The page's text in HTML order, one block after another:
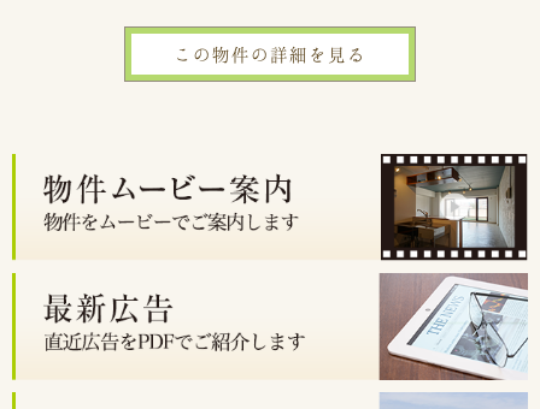
この物件の詳細を見る